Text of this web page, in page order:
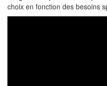
choix en fonction des besoins